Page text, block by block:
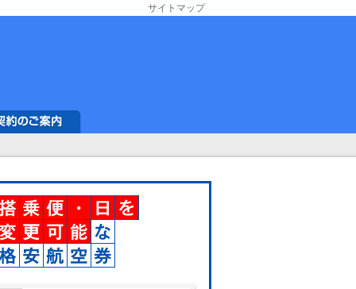
サイトマップ